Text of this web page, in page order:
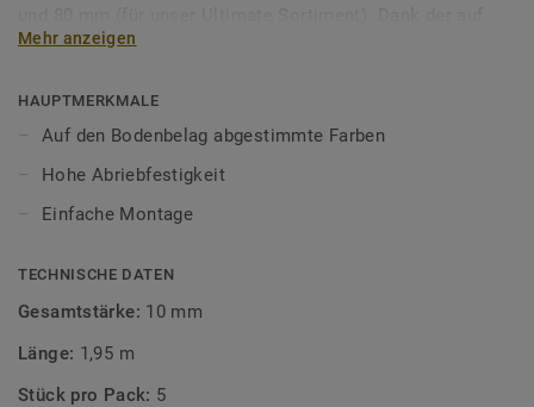
unsere Designböden abgestimmten Farben sorgen Sie für
Mehr anzeigen
HAUPTMERKMALE
Auf den Bodenbelag abgestimmte Farben
Hohe Abriebfestigkeit
Einfache Montage
TECHNISCHE DATEN
Gesamtstärke: 10 mm
Länge: 1,95 m
Stück pro Pack: 5